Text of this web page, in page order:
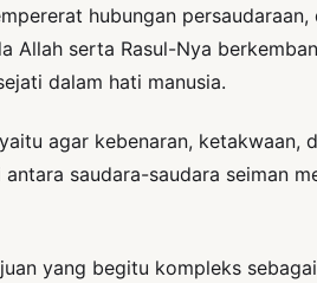
hubungan
serta Rasul-Nya
dalam hati manusia.
agar kebenaran, ketakwaan,
saudara-saudara seiman
yang begitu kompleks